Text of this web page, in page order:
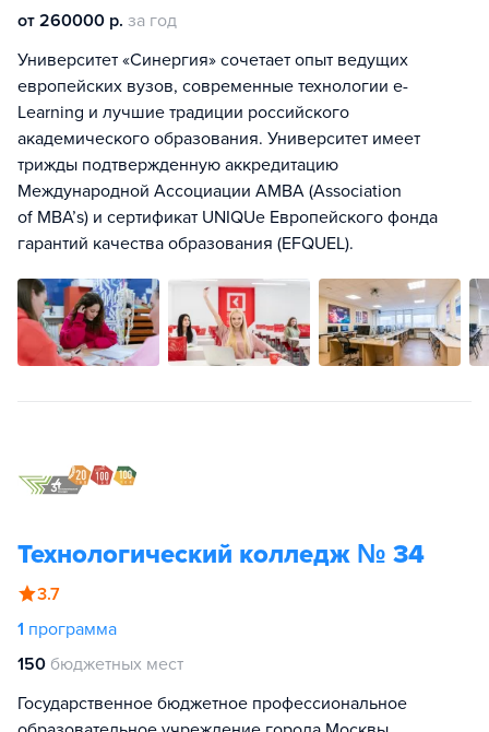
от 260000 р. за год
Университет «Синергия» сочетает опыт ведущих
европейских вузов, современные технологии e-
Learning и лучшие традиции российского
академического образования. Университет имеет
трижды подтвержденную аккредитацию
Международной Ассоциации AMBA (Association
of MBA’s) и сертификат UNIQUe Европейского фонда
гарантий качества образования (EFQUEL).
Технологический колледж № 34
3.7
1 программа
150 бюджетных мест
Государственное бюджетное профессиональное